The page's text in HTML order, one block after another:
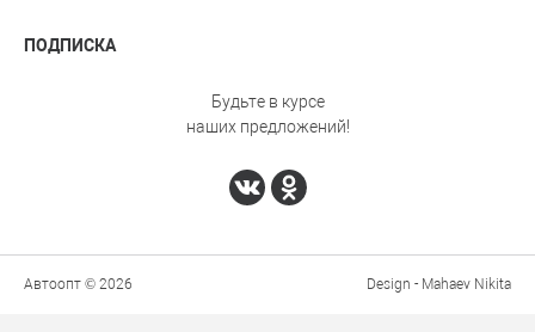
ПОДПИСКА
Будьте в курсе
наших предложений!
Автоопт © 2026 Design - Mahaev Nikita